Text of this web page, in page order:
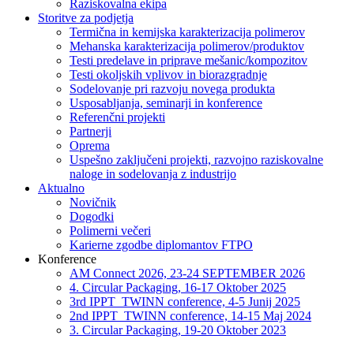
Raziskovalna ekipa
Storitve za podjetja
Termična in kemijska karakterizacija polimerov
Mehanska karakterizacija polimerov/produktov
Testi predelave in priprave mešanic/kompozitov
Testi okoljskih vplivov in biorazgradnje
Sodelovanje pri razvoju novega produkta
Usposabljanja, seminarji in konference
Referenčni projekti
Partnerji
Oprema
Uspešno zaključeni projekti, razvojno raziskovalne
naloge in sodelovanja z industrijo
Aktualno
Novičnik
Dogodki
Polimerni večeri
Karierne zgodbe diplomantov FTPO
Konference
AM Connect 2026, 23-24 SEPTEMBER 2026
4. Circular Packaging, 16-17 Oktober 2025
3rd IPPT_TWINN conference, 4-5 Junij 2025
2nd IPPT_TWINN conference, 14-15 Maj 2024
3. Circular Packaging, 19-20 Oktober 2023